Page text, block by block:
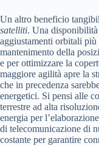
Un altro beneficio
satelliti. Una disponibilità
aggiustamenti orbitali
mantenimento della
e per ottimizzare la
maggiore agilità apre la
che in precedenza
energetici. Si pensi alle
terrestre ad alta
energia per
di telecomunicazione di
costante per garantire